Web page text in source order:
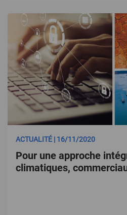
ACTUALITÉ | 16/11/2020
Pour une approche
climatiques,